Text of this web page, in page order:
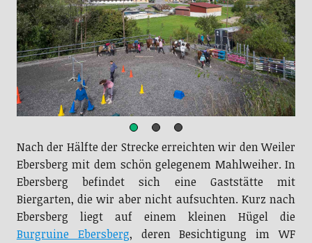
Nach der Hälfte der Strecke erreichten wir den Weiler
Ebersberg mit dem schön gelegenem Mahlweiher. In
Ebersberg befindet sich eine Gaststätte mit
Biergarten, die wir aber nicht aufsuchten. Kurz nach
Ebersberg liegt auf einem kleinen Hügel die
Burgruine Ebersberg, deren Besichtigung im WF